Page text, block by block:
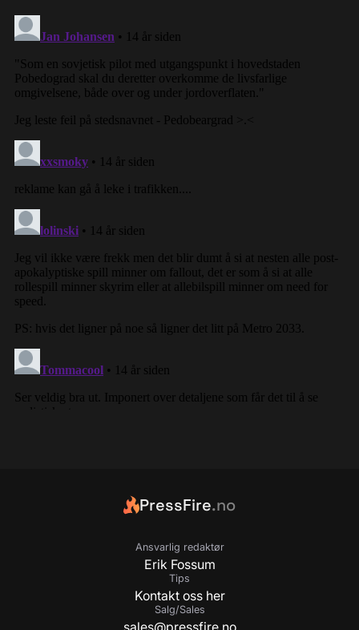
PressFire.no
Ansvarlig redaktør
Erik Fossum
Tips
Kontakt oss her
Salg/Sales
sales@pressfire.no